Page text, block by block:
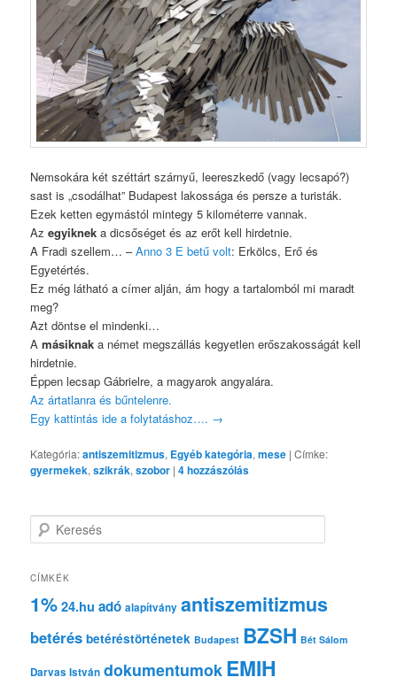
Nemsokára két széttárt szárnyű, leereszkedő (vagy lecsapó?)
sast is „csodálhat” Budapest lakossága és persze a turisták.
Ezek ketten egymástól mintegy 5 kilométerre vannak.
Azegyiknek a dicsőséget és az erőt kell hirdetnie.
A Fradi szellem… –Anno 3 E betű volt: Erkölcs, Erő és
Egyetértés.
Ez még látható a címer alján, ám hogy a tartalomból mi maradt
meg?
Azt döntse el mindenki…
Amásiknak a német megszállás kegyetlen erőszakosságát kell
hirdetnie.
Éppen lecsap Gábrielre, a magyarok angyalára.
Az ártatlanra és bűntelenre.
Egy kattintás ide a folytatáshoz…. →
Kategória:antiszemitizmus, Egyéb kategória,mese |Címke:
gyermekek,szikrák,szobor |4hozzászólás
e
e
é
CÍMKÉK
1% 24.hu adó alapítvány antiszemitizmus
betérés betéréstörténetek Budapest BZSH Bét Sálom
Darvas István dokumentumok EMIH